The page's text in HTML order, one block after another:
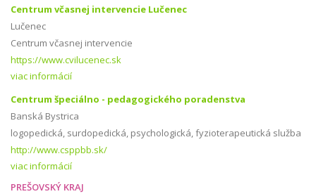
Centrum včasnej intervencie Lučenec
Lučenec
Centrum včasnej intervencie
https://www.cvilucenec.sk
viac informácií
Centrum špeciálno - pedagogického poradenstva
Banská Bystrica
logopedická, surdopedická, psychologická, fyzioterapeutická služba
http://www.csppbb.sk/
viac informácií
PREŠOVSKÝ KRAJ